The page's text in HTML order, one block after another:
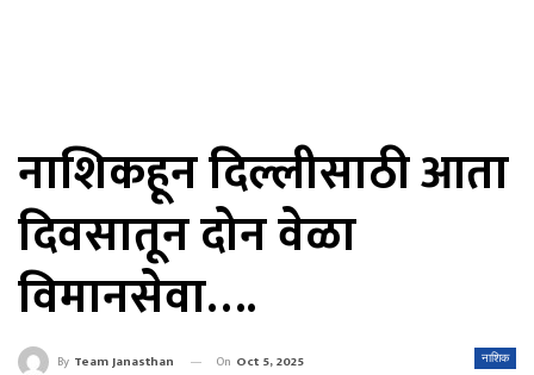
नाशिकहून दिल्लीसाठी आता
दिवसातून दोन वेळा
विमानसेवा….
नाशिक
By Team Janasthan On Oct 5, 2025